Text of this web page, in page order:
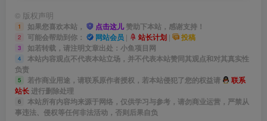
© 版权声明
1 如果您喜欢本站， 点击这儿赞助下本站，感谢支持！
2 可能会帮助到你： 网站会员 | 站长计划 | 投稿
3 如若转载，请注明文章出处：小鱼项目网
4
本站内容观点不代表本站立场，并不代表本站赞同其观点和对其真实性
负责
5 若作商业用途，请联系原作者授权，若本站侵犯了您的权益请
联系
站长进行删除处理
6
本站所有内容均来源于网络，仅供学习与参考，请勿商业运营，严禁从
事违法、侵权等任何非法活动，否则后果自负